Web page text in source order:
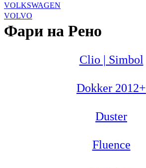
VOLKSWAGEN
VOLVO
Фари на Рено
Clio | Simbol
Dokker 2012+
Duster
Fluence